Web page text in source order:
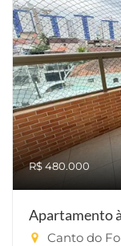
R$ 480.000
Apartamento
Canto do